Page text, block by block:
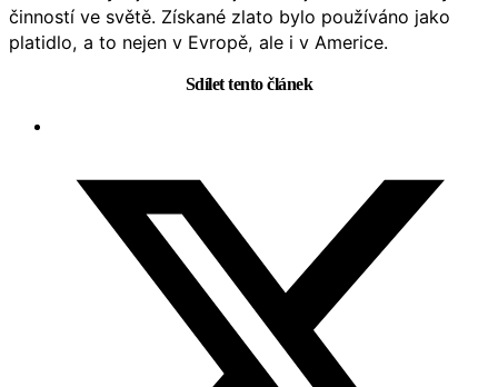
činností ve světě. Získané zlato bylo používáno jako
platidlo, a to nejen v Evropě, ale i v Americe.
Sdílet tento článek